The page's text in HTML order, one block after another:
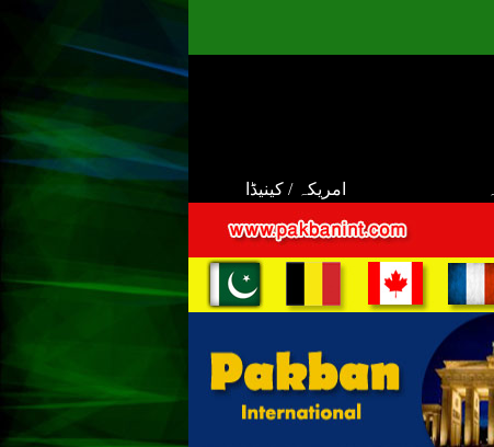
امریکہ / کینیڈا